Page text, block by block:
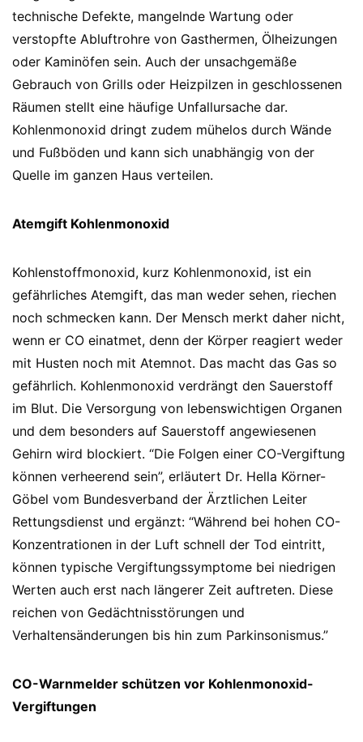
technische Defekte, mangelnde Wartung oder
verstopfte Abluftrohre von Gasthermen, Ölheizungen
oder Kaminöfen sein. Auch der unsachgemäße
Gebrauch von Grills oder Heizpilzen in geschlossenen
Räumen stellt eine häufige Unfallursache dar.
Kohlenmonoxid dringt zudem mühelos durch Wände
und Fußböden und kann sich unabhängig von der
Quelle im ganzen Haus verteilen.
Atemgift Kohlenmonoxid
Kohlenstoffmonoxid, kurz Kohlenmonoxid, ist ein
gefährliches Atemgift, das man weder sehen, riechen
noch schmecken kann. Der Mensch merkt daher nicht,
wenn er CO einatmet, denn der Körper reagiert weder
mit Husten noch mit Atemnot. Das macht das Gas so
gefährlich. Kohlenmonoxid verdrängt den Sauerstoff
im Blut. Die Versorgung von lebenswichtigen Organen
und dem besonders auf Sauerstoff angewiesenen
Gehirn wird blockiert. “Die Folgen einer CO-Vergiftung
können verheerend sein”, erläutert Dr. Hella Körner-
Göbel vom Bundesverband der Ärztlichen Leiter
Rettungsdienst und ergänzt: “Während bei hohen CO-
Konzentrationen in der Luft schnell der Tod eintritt,
können typische Vergiftungssymptome bei niedrigen
Werten auch erst nach längerer Zeit auftreten. Diese
reichen von Gedächtnisstörungen und
Verhaltensänderungen bis hin zum Parkinsonismus.”
CO-Warnmelder schützen vor Kohlenmonoxid-
Vergiftungen